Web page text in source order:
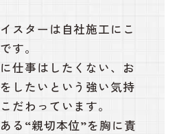
スターは自社施工にこ
す。
仕事はしたくない、お
したいという強い気持
だわっています。
る“親切本位”を胸に責